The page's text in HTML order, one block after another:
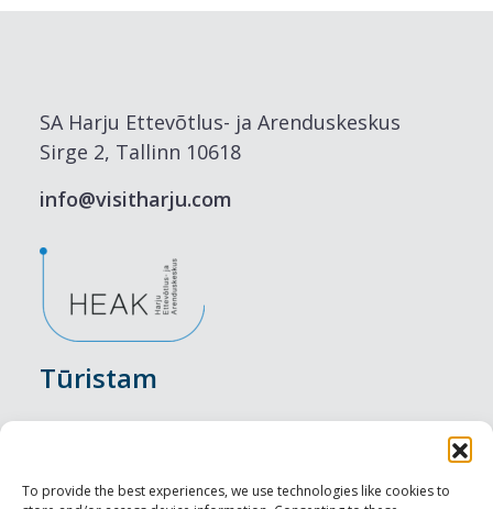
To provide the best experiences, we use technologies like cookies to
SA Harju Ettevõtlus- ja Arenduskeskus
Sirge 2, Tallinn 10618
info@visitharju.com
Tūristam
Nakšņošana